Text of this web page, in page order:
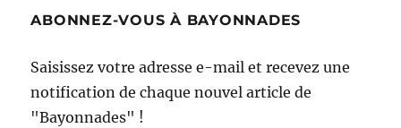
ABONNEZ-VOUS À BAYONNADES
Saisissez votre adresse e-mail et recevez une
notification de chaque nouvel article de
"Bayonnades" !